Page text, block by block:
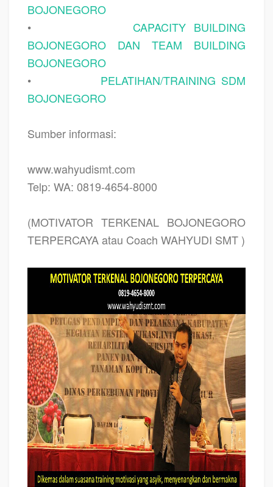
BOJONEGORO
•
CAPACITY BUILDING
BOJONEGORO DAN TEAM BUILDING
BOJONEGORO
•
PELATIHAN/TRAINING SDM
BOJONEGORO
Sumber informasi:
www.wahyudismt.com
Telp: WA: 0819-4654-8000
(MOTIVATOR TERKENAL BOJONEGORO
TERPERCAYA atau Coach WAHYUDI SMT )